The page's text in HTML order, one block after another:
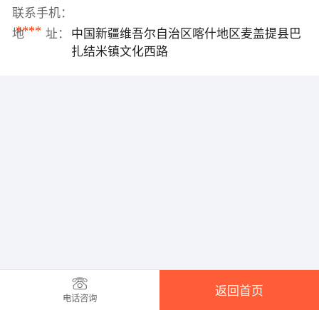
联系手机：
****
地 址：
中国新疆维吾尔自治区喀什地区麦盖提县巴
扎结米镇文化西路
电话咨询
返回首页